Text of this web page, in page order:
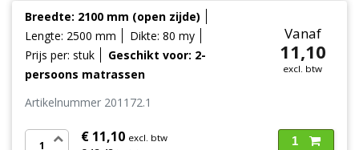
Breedte: 2100 mm (open zijde)
Lengte: 2500 mm
Dikte: 80 my
Prijs per: stuk
Geschikt voor: 2-
persoons matrassen
Vanaf
11,10
excl. btw
Artikelnummer 201172.1
€ 11,10 excl. btw 1